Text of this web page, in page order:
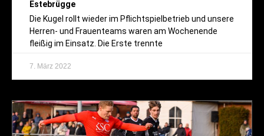
Estebrügge
Die Kugel rollt wieder im Pflichtspielbetrieb und unsere
Herren- und Frauenteams waren am Wochenende
fleißig im Einsatz. Die Erste trennte
7. März 2022